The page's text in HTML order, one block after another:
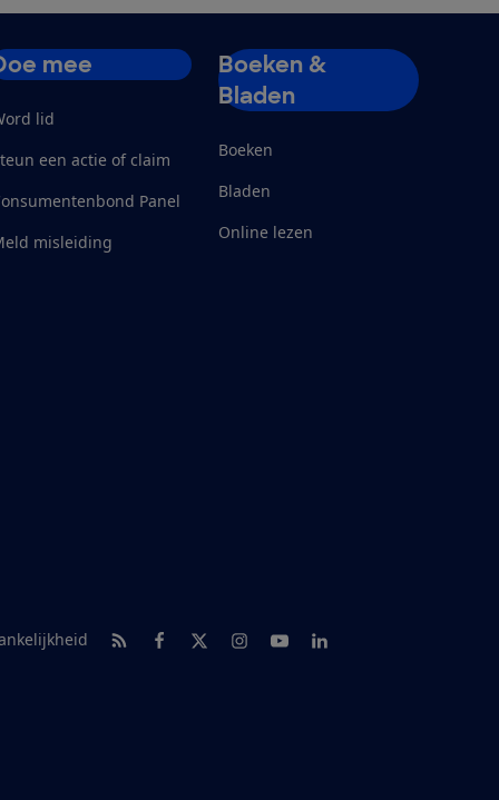
mee
lid
een actie of claim
Panel
misleiding
Boeken &
Bladen
Boeken
Bladen
Online lezen
RSS-feed nieuws
Facebook
TwitterInstagram
YoutubeLinkedIn